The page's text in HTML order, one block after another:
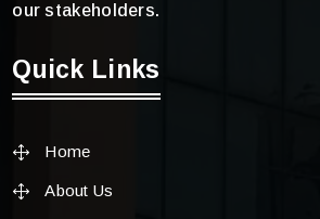
our stakeholders.
Quick Links
Home
About Us